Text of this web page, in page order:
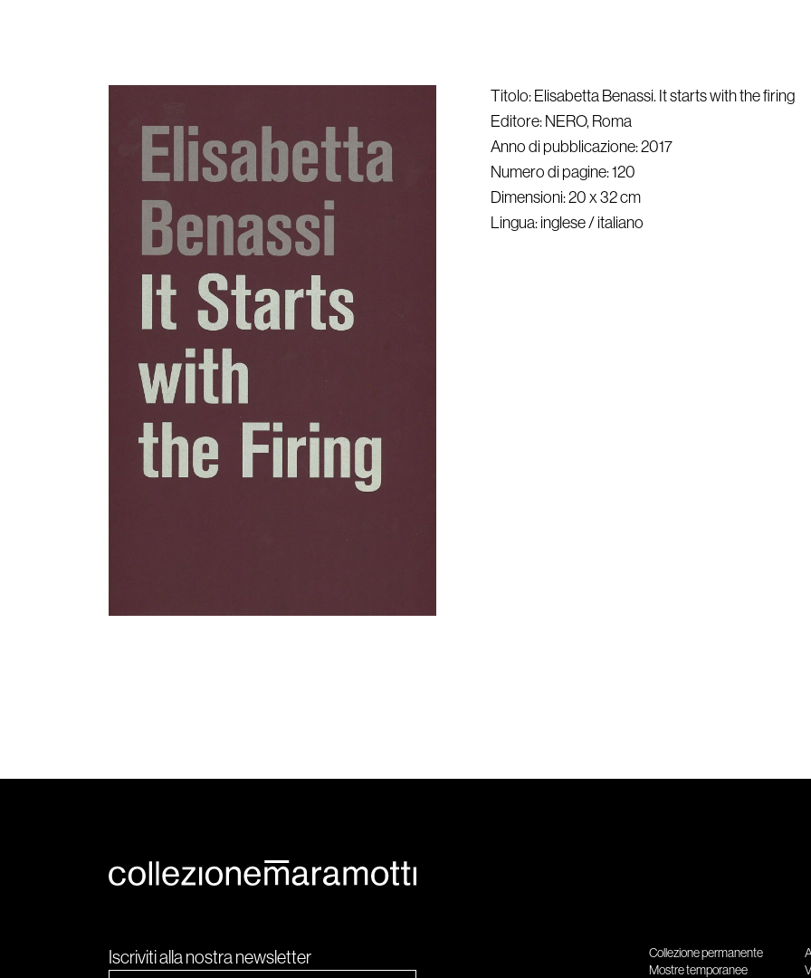
Titolo: Elisabetta Benassi. It starts with the firing
Editore: NERO, Roma
Anno di pubblicazione: 2017
Numero di pagine: 120
Dimensioni: 20 x 32 cm
Lingua: inglese / italiano
Iscriviti alla nostra newsletter
Collezione permanente
Mostre temporanee